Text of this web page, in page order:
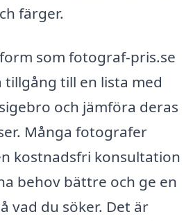
färger.
som fotograf-pris.se
tillgång till en lista med
och jämföra deras
Många fotografer
kostnadsfri konsultation
behov bättre och ge en
vad du söker. Det är